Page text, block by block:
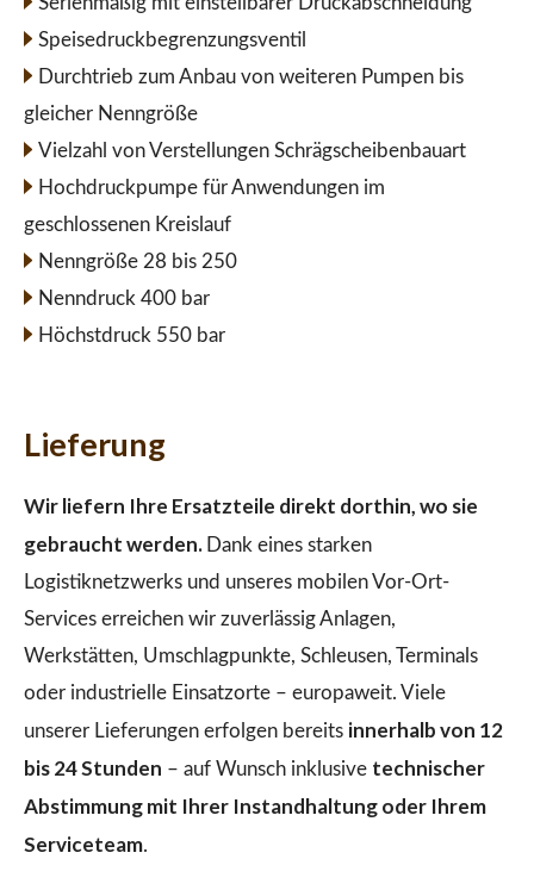
Speisedruckbegrenzungsventil
Durchtrieb zum Anbau von weiteren Pumpen bis
gleicher Nenngröße
Vielzahl von Verstellungen Schrägscheibenbauart
Hochdruckpumpe für Anwendungen im
geschlossenen Kreislauf
Nenngröße 28 bis 250
Nenndruck 400 bar
Höchstdruck 550 bar
Lieferung
Wir liefern Ihre Ersatzteile direkt dorthin, wo sie
gebraucht werden. Dank eines starken
Logistiknetzwerks und unseres mobilen Vor-Ort-
Services erreichen wir zuverlässig Anlagen,
Werkstätten, Umschlagpunkte, Schleusen, Terminals
oder industrielle Einsatzorte – europaweit. Viele
unserer Lieferungen erfolgen bereits innerhalb von 12
bis 24 Stunden – auf Wunsch inklusive technischer
Abstimmung mit Ihrer Instandhaltung oder Ihrem
Serviceteam.